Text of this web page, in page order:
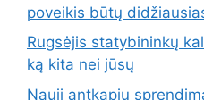
poveikis būtų
Rugsėjis statybininkų
ką kita nei jūsų
Nauji antkapių